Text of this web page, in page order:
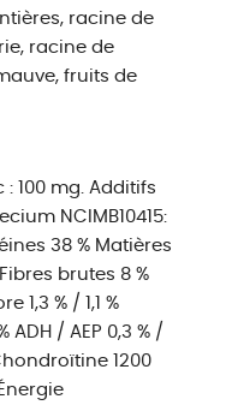
racine de
racine de
fruits de
100 mg. Additifs
NCIMB10415:
38 % Matières
brutes 8 %
1,3 % / 1,1 %
/ AEP 0,3 % /
1200